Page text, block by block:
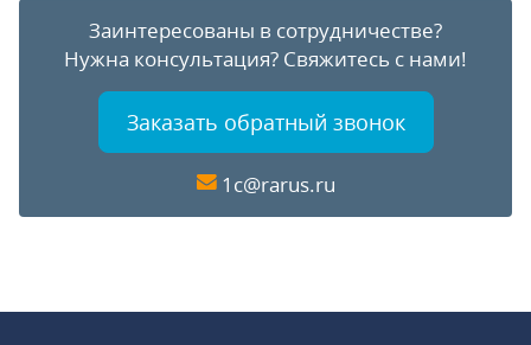
Заинтересованы в сотрудничестве?
Нужна консультация? Свяжитесь с нами!
Заказать обратный звонок
1c@rarus.ru